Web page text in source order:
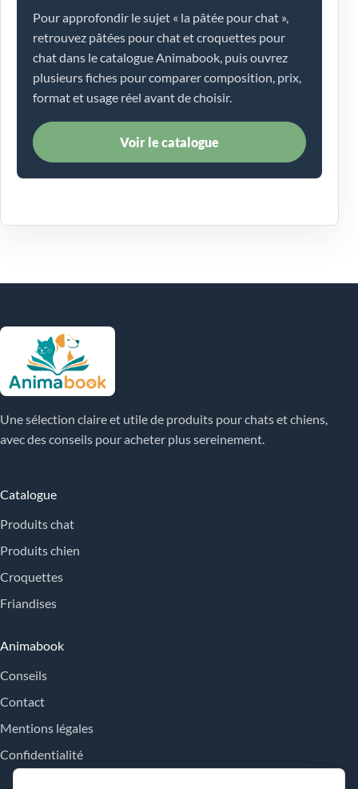
Pour approfondir le sujet « la pâtée pour chat »,
retrouvez pâtées pour chat et croquettes pour
chat dans le catalogue Animabook, puis ouvrez
plusieurs fiches pour comparer composition, prix,
format et usage réel avant de choisir.
Voir le catalogue
Une sélection claire et utile de produits pour chats et chiens,
avec des conseils pour acheter plus sereinement.
Catalogue
Produits chat
Produits chien
Croquettes
Friandises
Animabook
Conseils
Contact
Mentions légales
Confidentialité